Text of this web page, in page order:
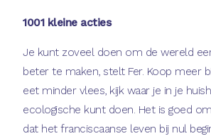
1001 kleine acties
Je kunt zoveel doen om de wereld
beter te maken, stelt Fer. Koop meer
eet minder vlees, kijk waar je in je
ecologische kunt doen. Het is goed
dat het franciscaanse leven bij nul